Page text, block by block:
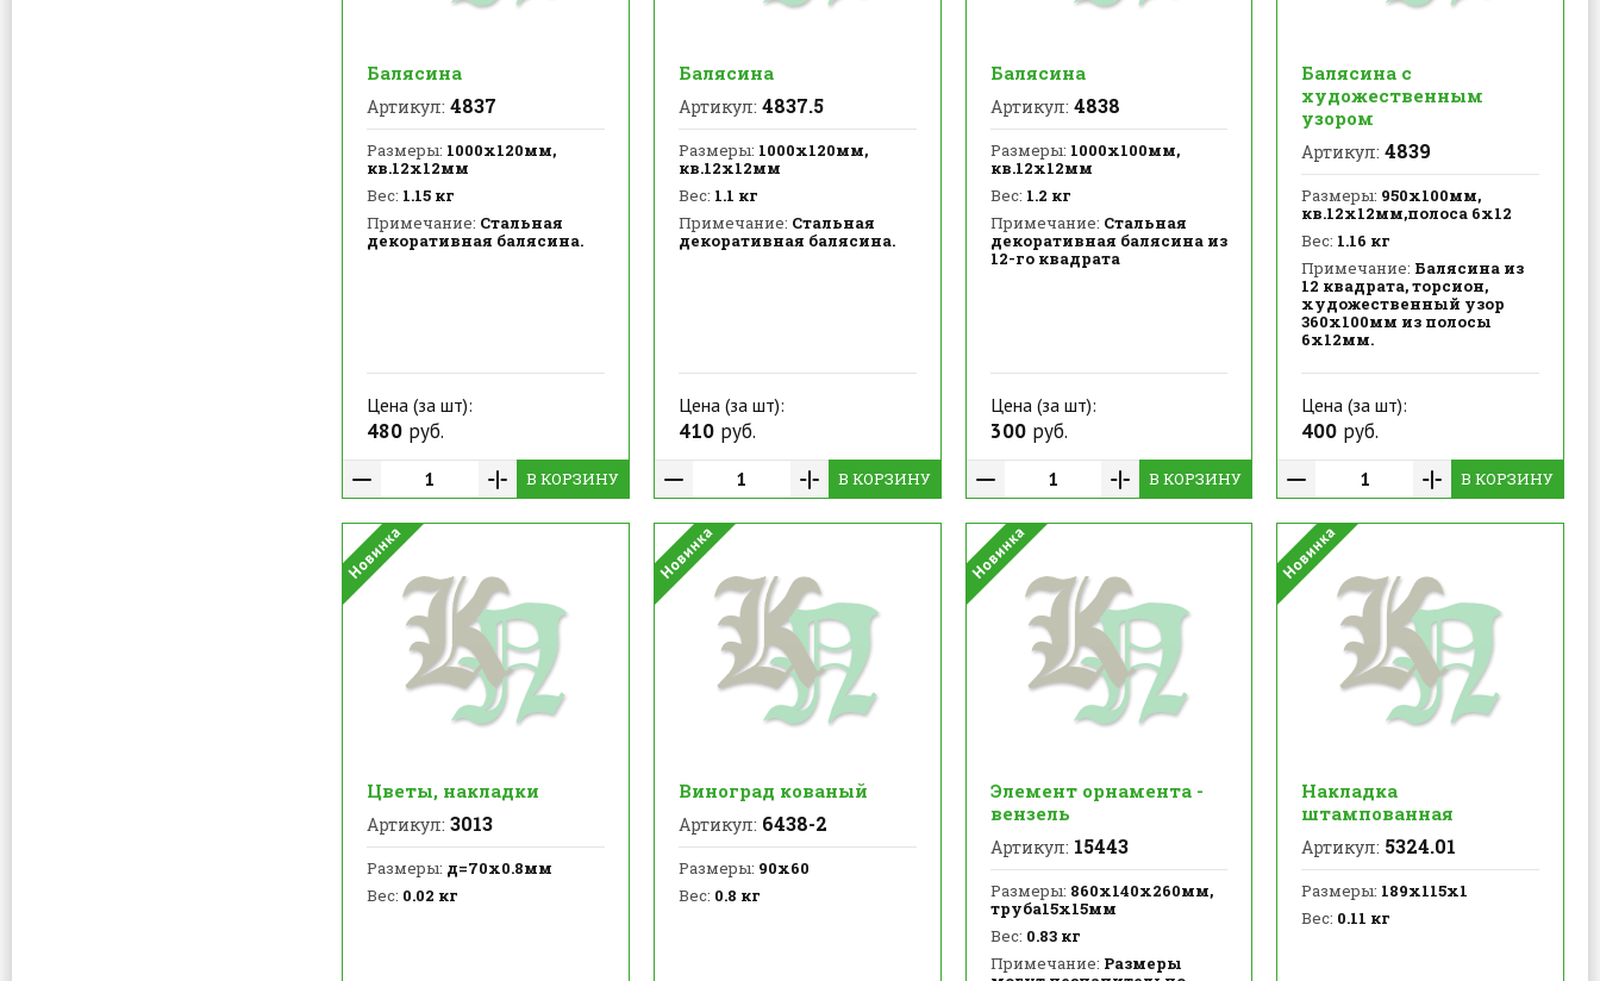
Балясина
Артикул: 4837
Размеры: 1000х120мм,
кв.12х12мм
Вес: 1.15 кг
Примечание: Стальная
декоративная балясина.
Цена (за шт):
480 руб.
В КОРЗИНУ
Балясина
Артикул: 4837.5
Размеры: 1000х120мм,
кв.12х12мм
Вес: 1.1 кг
Примечание: Стальная
декоративная балясина.
Цена (за шт):
410руб.
В КОРЗИНУ
Балясина
Артикул: 4838
Размеры: 1000х100мм,
кв.12х12мм
Вес: 1.2 кг
Примечание: Стальная
декоративная балясина из
12-го квадрата
Цена (за шт):
300руб.
В КОРЗИНУ
Балясина с
художественным
узором
Артикул: 4839
Размеры: 950х100мм,
кв.12х12мм,полоса 6х12
Вес: 1.16 кг
Примечание: Балясина из
12 квадрата, торсион,
художественный узор
360х100мм из полосы
6х12мм.
Цена (за шт):
400 руб.
В КОРЗИНУ
Цветы, накладки
Артикул: 3013
Размеры: д=70х0.8мм
Вес: 0.02 кг
Виноград кованый
Артикул: 6438-2
Размеры: 90х60
Вес: 0.8 кг
Элемент орнамента -
вензель
Артикул: 15443
Размеры: 860х140х260мм,
труба15х15мм
Вес: 0.83 кг
Примечание: Размеры
Накладка
штампованная
Артикул: 5324.01
Размеры: 189х115х1
Вес: 0.11 кг